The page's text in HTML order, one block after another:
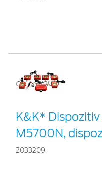
K&K*
M5700N,
2033209